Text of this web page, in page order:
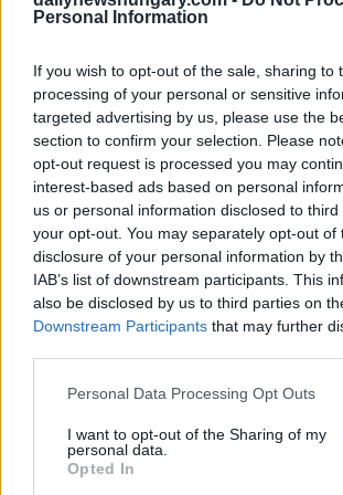
Personal Information
If you wish to opt-out of the sale, sharing to
processing of your personal or sensitive
targeted advertising by us, please use the
section to confirm your selection. Please
opt-out request is processed you may
interest-based ads based on personal
us or personal information disclosed to
your opt-out. You may separately opt-out of
disclosure of your personal information by
IAB’s list of downstream participants. This
also be disclosed by us to third parties on
Downstream Participants that may further
Please note that this website/app uses one
not limited to your visit or usage behaviour.
grant or deny consent to Google and its
use your data for below specified purposes
Personal Data Processing Opt Outs
I want to opt-out of the Sharing of my
personal data.
Opted In
con il 3,08%, e ottenendo anche il 3° posto a pari
Roma è risultata la peggiore città per il lavoro
l’indice.
Ha il secondo costo per laptop più alto, pari a £
è stata la quarta città peggiore per quanto